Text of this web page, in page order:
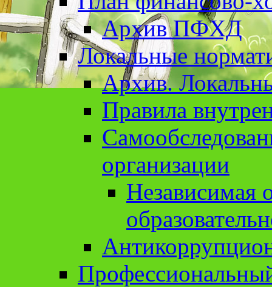
Архив ПФХД
Локальные
Архив.
Правила
организации
Независимая